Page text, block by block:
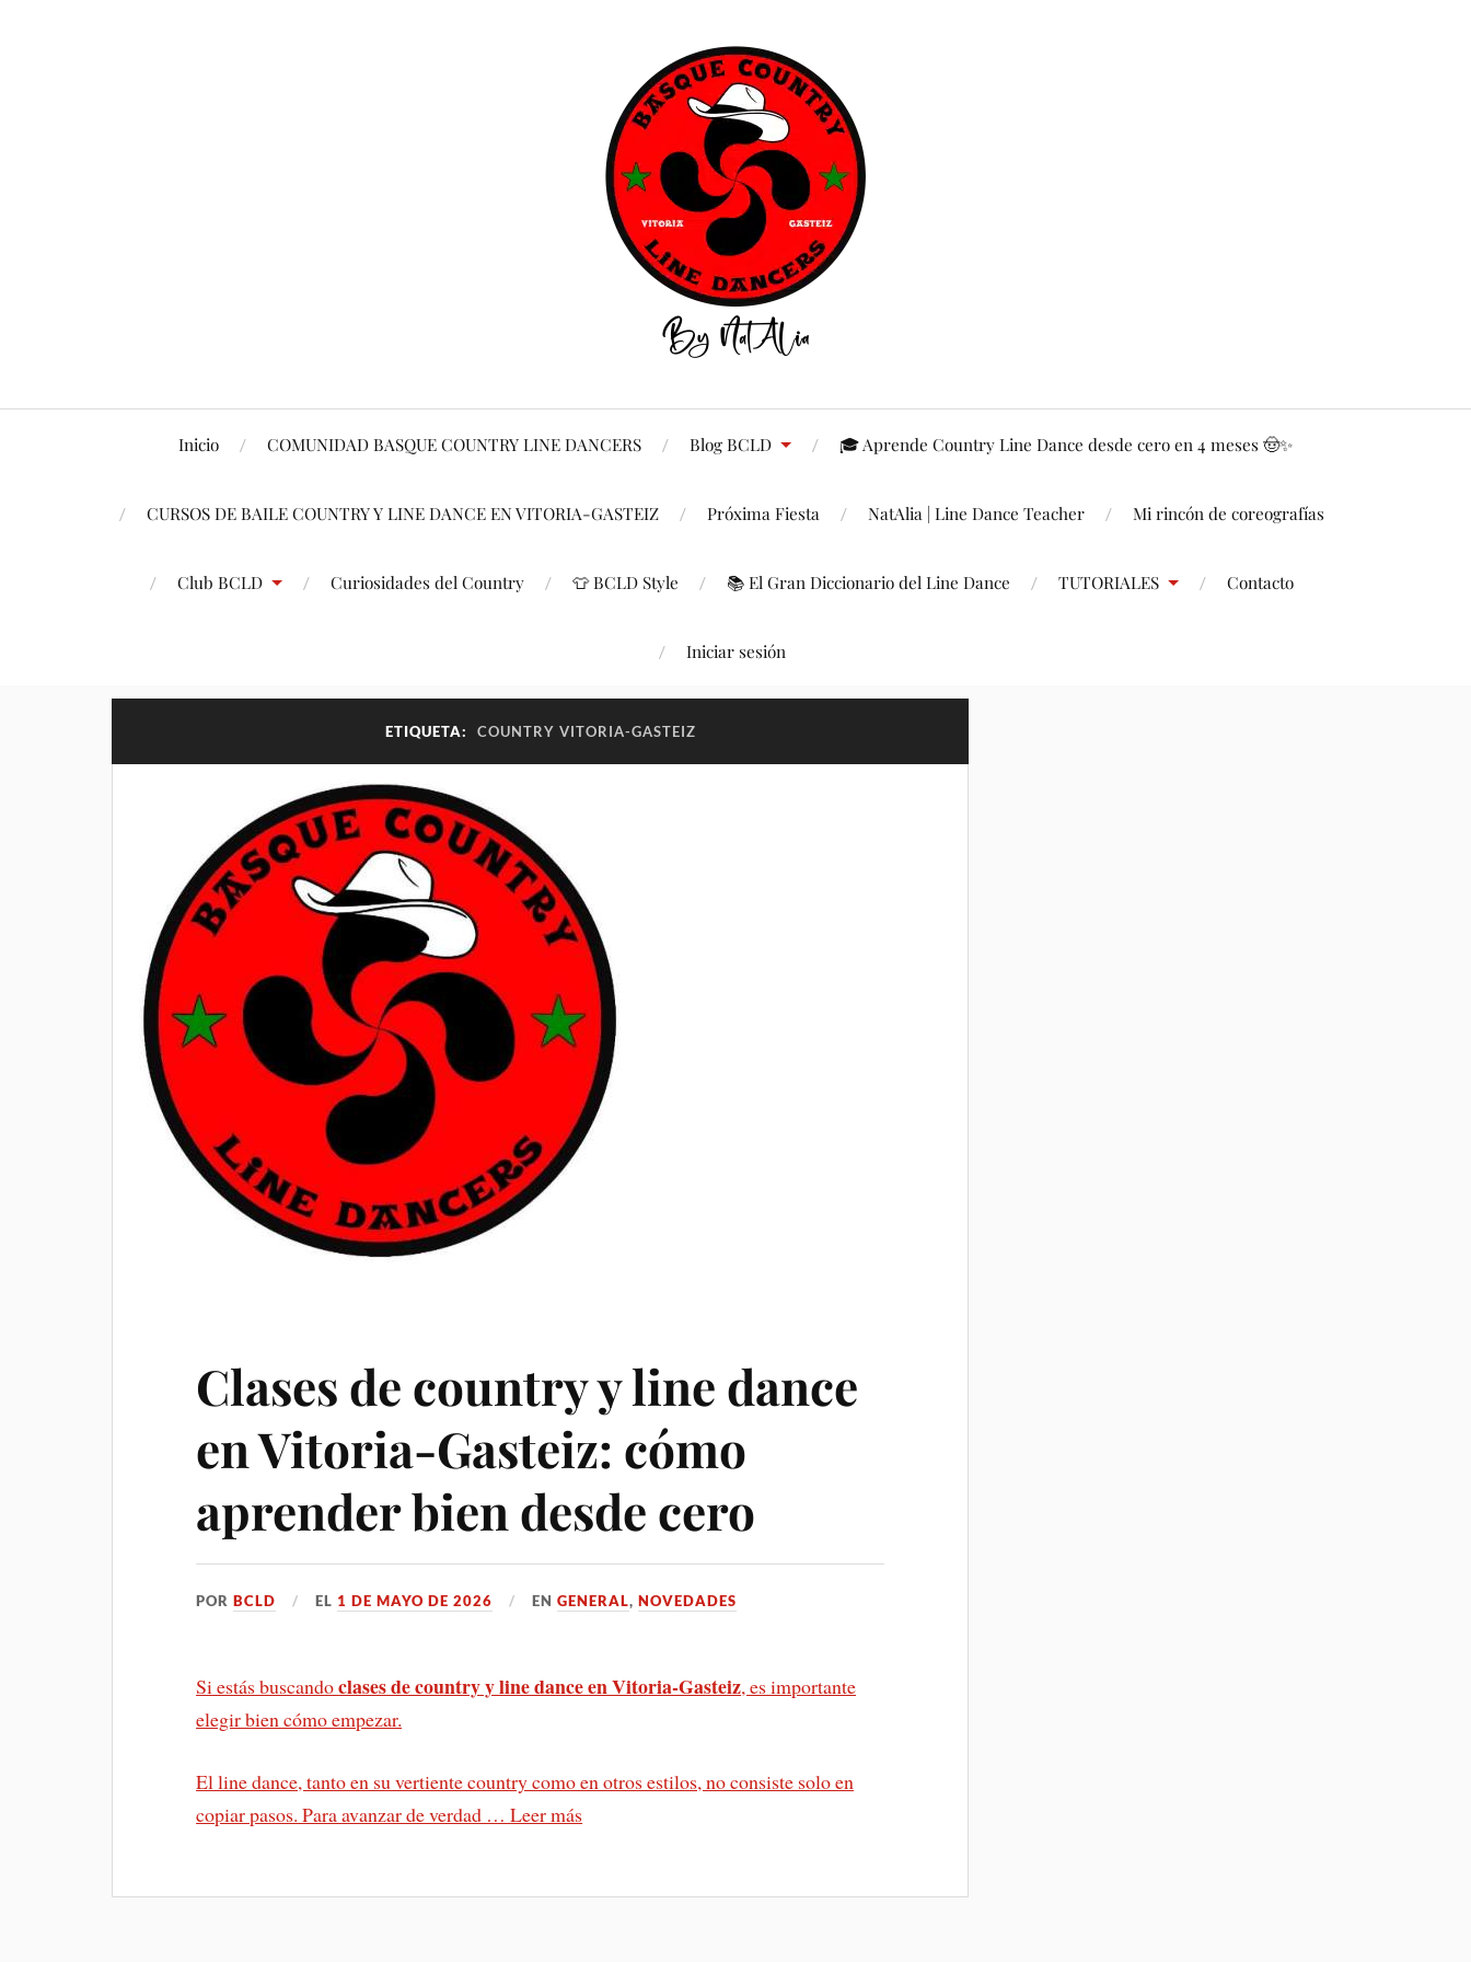
Inicio COMUNIDAD BASQUE COUNTRY LINE DANCERS Blog BCLD 🎓 Aprende Country Line Dance desde cero en 4 meses 🤠✨
CURSOS DE BAILE COUNTRY Y LINE DANCE EN VITORIA-GASTEIZ Próxima Fiesta NatAlia | Line Dance Teacher Mi rincón de coreografías
Club BCLD Curiosidades del Country 👕 BCLD Style 📚 El Gran Diccionario del Line Dance TUTORIALES Contacto
Iniciar sesión
ETIQUETA: COUNTRY VITORIA-GASTEIZ
Clases de country y line dance
en Vitoria-Gasteiz: cómo
aprender bien desde cero
PORBCLD EL 1 DE MAYO DE 2026 ENGENERAL,NOVEDADES
Si estás buscandoclases de country y line dance en Vitoria-Gasteiz, es importante
elegir bien cómo empezar.
El line dance, tanto en su vertiente country como en otros estilos, no consiste solo en
copiar pasos. Para avanzar de verdad …Leer más